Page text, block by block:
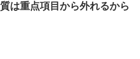
は重点項目から外れるから